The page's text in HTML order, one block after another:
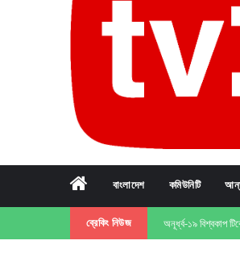
বাংলাদেশ কমিউনিটি
ব্রেকিং নিউজ যুক্তরাজ্য নির্মূল